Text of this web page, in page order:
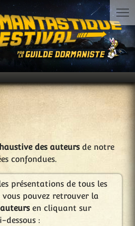
des auteursde notre
confondues.
présentations de tous les
pouvez retrouver la
en cliquant sur
dessous :